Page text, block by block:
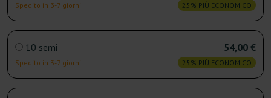
Spedito in 3-7 giorni 25% PIÙ ECONOMICO
10 semi
Spedito in 3-7 giorni
54,00 €
25% PIÙ ECONOMICO